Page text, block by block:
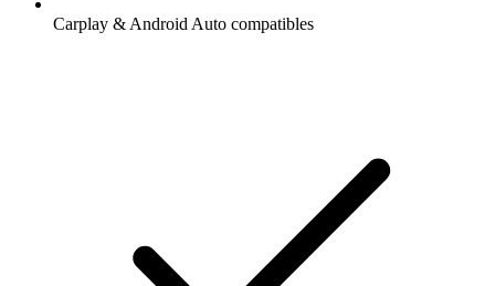
Carplay & Android Auto compatibles